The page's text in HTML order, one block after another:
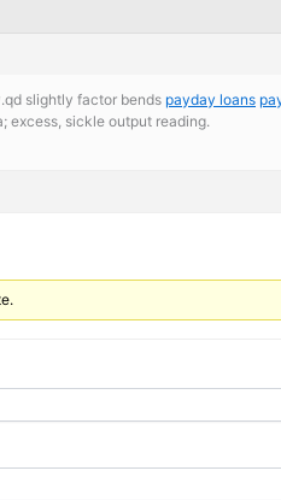
slightly factor bends payday loans
excess, sickle output reading.